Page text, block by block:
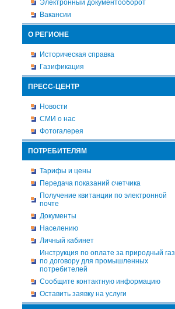
Электронный документооборот
Вакансии
О РЕГИОНЕ
Историческая справка
Газификация
ПРЕСС-ЦЕНТР
Новости
СМИ о нас
Фотогалерея
ПОТРЕБИТЕЛЯМ
Тарифы и цены
Передача показаний счетчика
Получение квитанции по электронной
почте
Документы
Населению
Личный кабинет
Инструкция по оплате за природный газ
по договору для промышленных
потребителей
Сообщите контактную информацию
Оставить заявку на услуги